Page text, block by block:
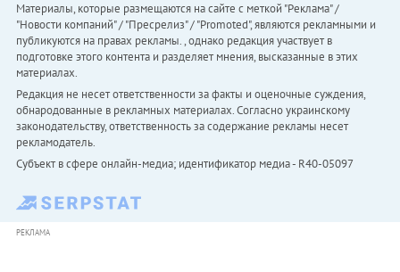
Материалы, которые размещаются на сайте с меткой "Реклама" /
"Новости компаний" / "Пресрелиз" / "Promoted", являются рекламными и
публикуются на правах рекламы. , однако редакция участвует в
подготовке этого контента и разделяет мнения, высказанные в этих
материалах.
Редакция не несет ответственности за факты и оценочные суждения,
обнародованные в рекламных материалах. Согласно украинскому
законодательству, ответственность за содержание рекламы несет
рекламодатель.
Субъект в сфере онлайн-медиа; идентификатор медиа - R40-05097
РЕКЛАМА